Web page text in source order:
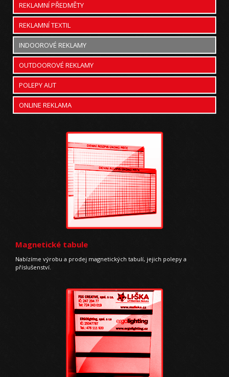
REKLAMNÍ PŘEDMĚTY
REKLAMNÍ TEXTIL
INDOOROVÉ REKLAMY
OUTDOOROVÉ REKLAMY
POLEPY AUT
ONLINE REKLAMA
Magnetické tabule
Nabízíme výrobu a prodej magnetických tabulí, jejich polepy a
příslušenství.